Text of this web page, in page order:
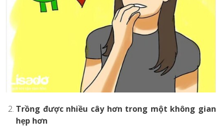
Trồng được nhiều cây hơn trong một không gian
hẹp hơn